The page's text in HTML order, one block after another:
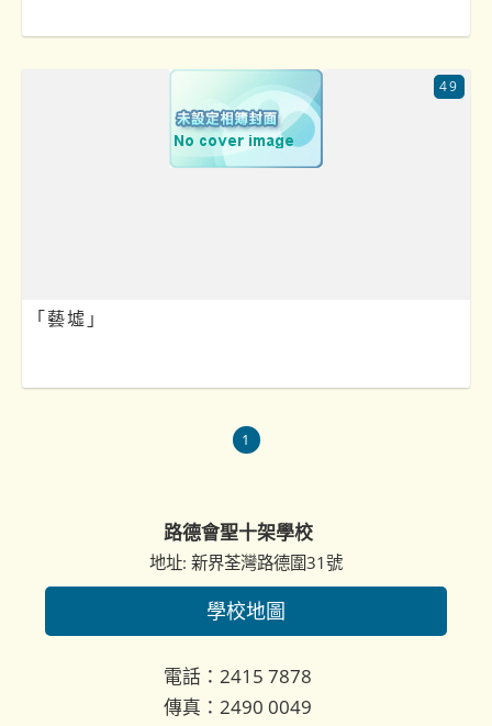
「藝墟」
49
1
路德會聖十架學校
地址: 新界荃灣路德圍31號
學校地圖
電話：2415 7878
傳真：2490 0049